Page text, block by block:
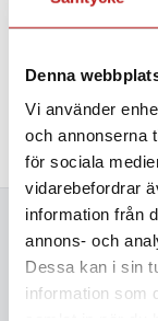
Denna
Vi använder
och annonserna
för sociala
vidarebefordrar
information från
annons- och
Dessa kan i sin
information som
Då byter vi
loggern för er.
OBS! På orders
Mervärde